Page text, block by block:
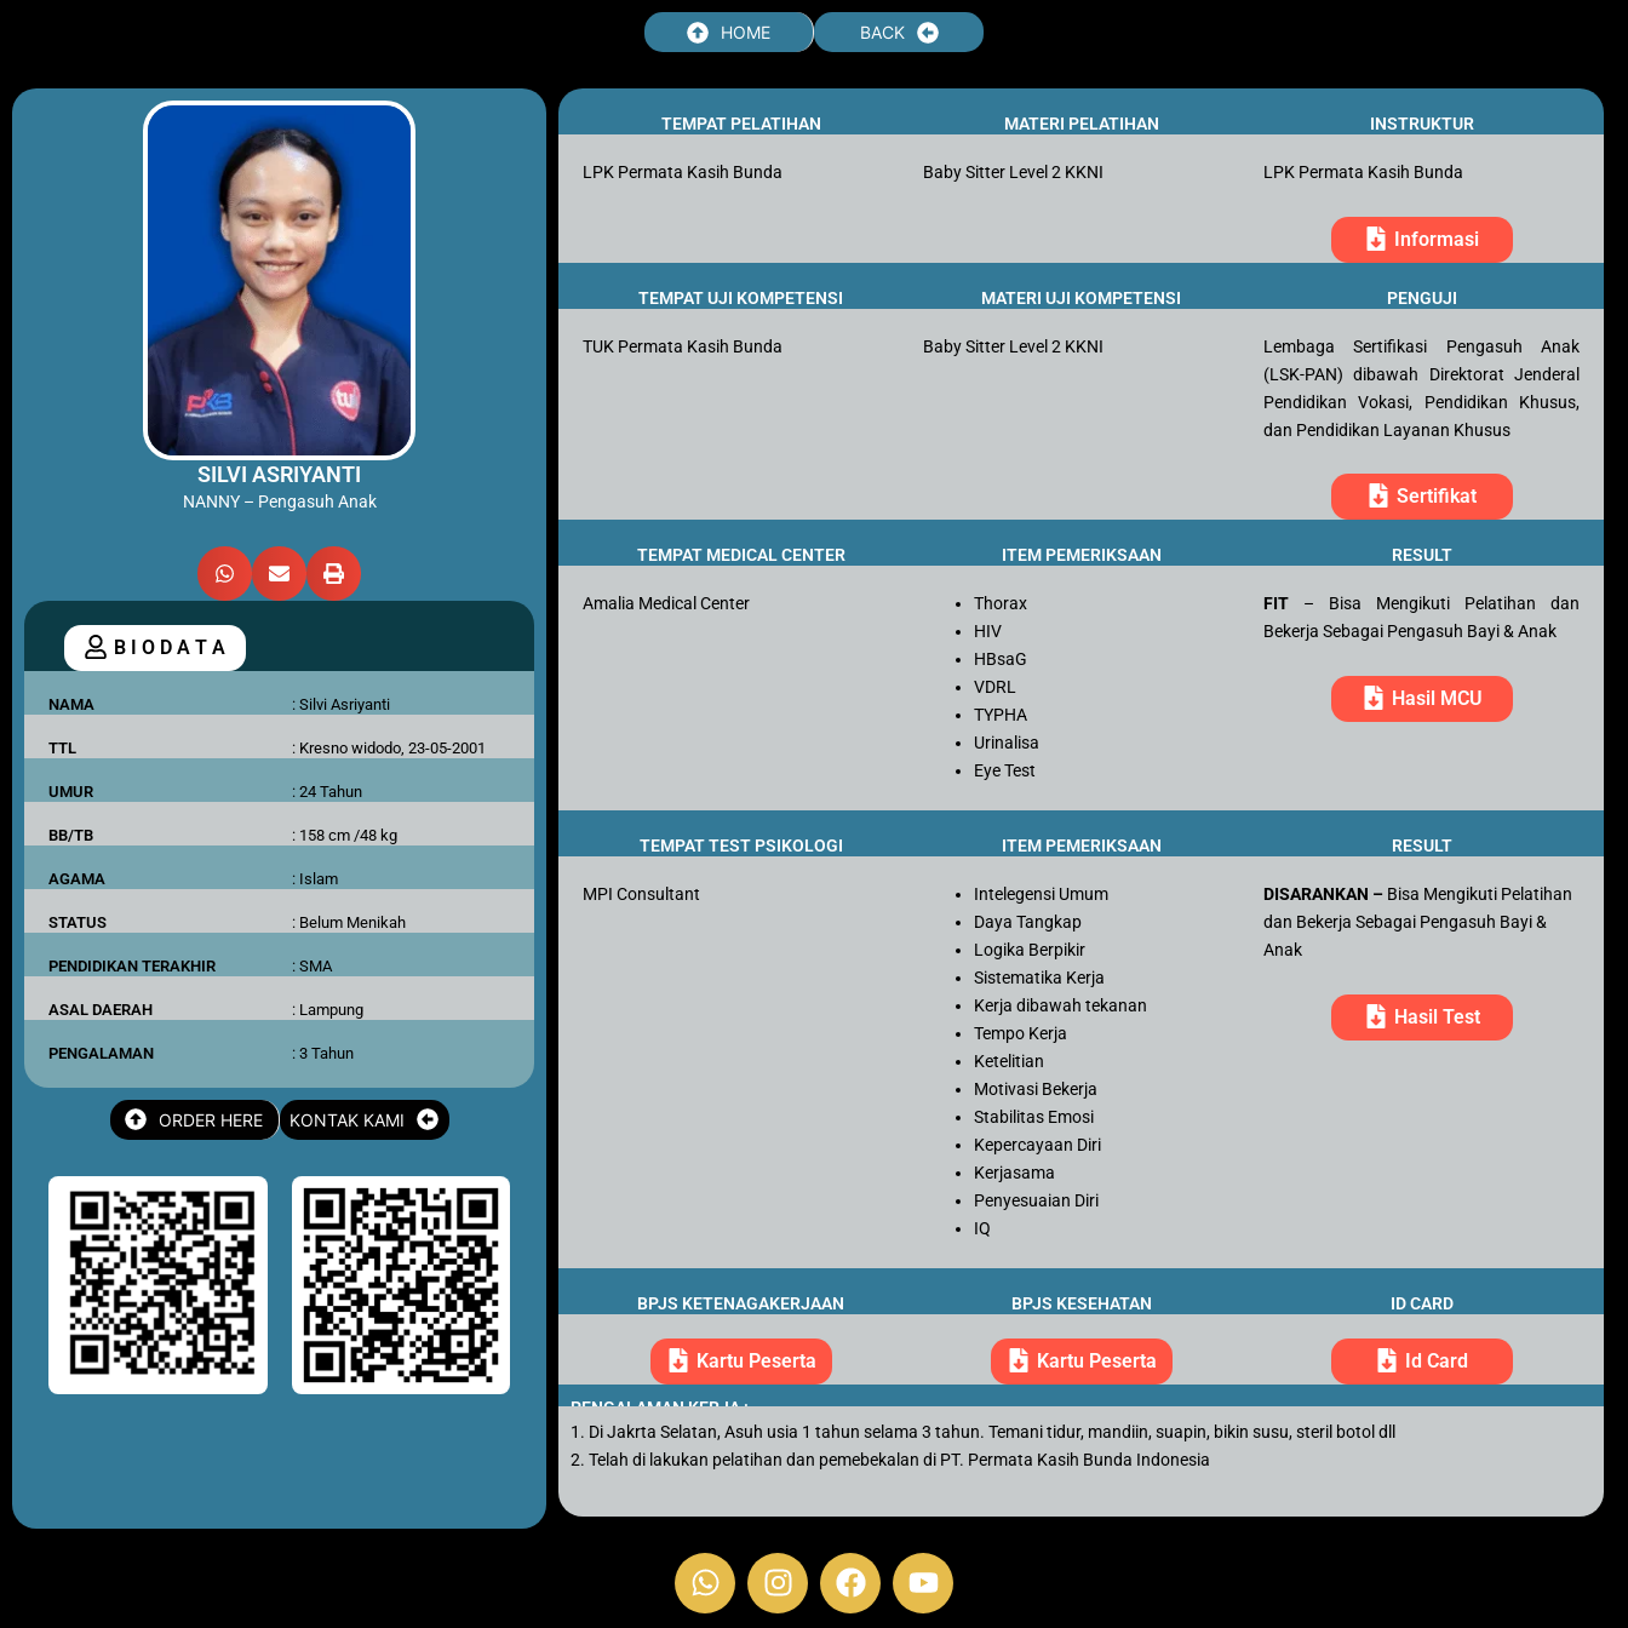
HOME BACK
SILVI ASRIYANTI
NANNY – Pengasuh Anak
B I O D A T A
NAMA : Silvi Asriyanti
TTL : Kresno widodo, 23-05-2001
UMUR : 24 Tahun
BB/TB : 158 cm /48 kg
AGAMA : Islam
STATUS : Belum Menikah
PENDIDIKAN TERAKHIR : SMA
ASAL DAERAH : Lampung
PENGALAMAN : 3 Tahun
ORDER HERE KONTAK KAMI
TEMPAT PELATIHAN MATERI PELATIHAN INSTRUKTUR
LPK Permata Kasih Bunda Baby Sitter Level 2 KKNI LPK Permata Kasih Bunda
Informasi
TEMPAT UJI KOMPETENSI MATERI UJI KOMPETENSI PENGUJI
TUK Permata Kasih Bunda Baby Sitter Level 2 KKNI
Lembaga Sertifikasi Pengasuh Anak
(LSK-PAN) dibawah Direktorat Jenderal
Pendidikan Vokasi, Pendidikan Khusus,
dan Pendidikan Layanan Khusus
Sertifikat
TEMPAT MEDICAL CENTER ITEM PEMERIKSAAN RESULT
Amalia Medical Center
Thorax
HIV
HBsaG
VDRL
TYPHA
Urinalisa
Eye Test
FIT – Bisa Mengikuti Pelatihan dan
Bekerja Sebagai Pengasuh Bayi & Anak
Hasil MCU
TEMPAT TEST PSIKOLOGI ITEM PEMERIKSAAN RESULT
MPI Consultant
Intelegensi Umum
Daya Tangkap
Logika Berpikir
Sistematika Kerja
Kerja dibawah tekanan
Tempo Kerja
Ketelitian
Motivasi Bekerja
Stabilitas Emosi
Kepercayaan Diri
Kerjasama
Penyesuaian Diri
IQ
DISARANKAN – Bisa Mengikuti Pelatihan
dan Bekerja Sebagai Pengasuh Bayi &
Anak
Hasil Test
BPJS KETENAGAKERJAAN BPJS KESEHATAN ID CARD
Kartu Peserta Kartu Peserta Id Card
PENGALAMAN KERJA :
1. Di Jakrta Selatan, Asuh usia 1 tahun selama 3 tahun. Temani tidur, mandiin, suapin, bikin susu, steril botol dll
2. Telah di lakukan pelatihan dan pemebekalan di PT. Permata Kasih Bunda Indonesia
W
h
I
n
F
a
Y
o